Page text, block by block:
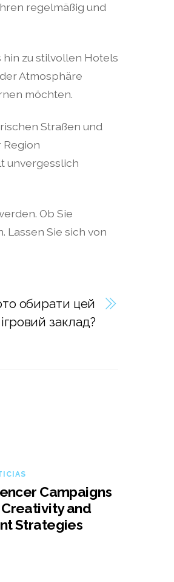
regelmäßig und
zu stilvollen Hotels
Atmosphäre
möchten.
Straßen und
Region
unvergesslich
Ob Sie
Lassen Sie sich von
обирати цей
ігровий заклад?
Campaigns
and
Strategies